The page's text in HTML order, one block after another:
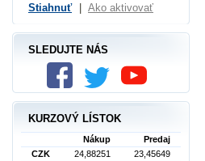
Stiahnuť Ako aktivovať
SLEDUJTE NÁS
KURZOVÝ LÍSTOK
Nákup
Predaj
CZK
24,88251
23,45649